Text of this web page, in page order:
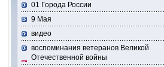
01 Города России
9 Мая
видео
воспоминания ветеранов Великой
Отечественной войны